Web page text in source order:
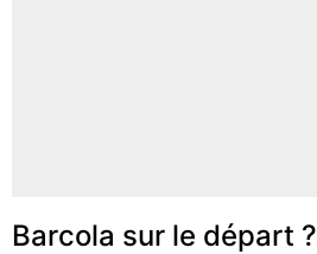
Barcola sur le départ ?